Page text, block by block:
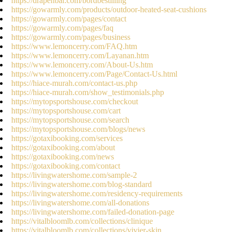
https://gowarmly.com/products/outdoor-heated-seat-cushions
https://gowarmly.com/pages/contact
https://gowarmly.com/pages/faq
https://gowarmly.com/pages/business
https://www.lemoncerry.com/FAQ.htm
https://www.lemoncerry.com/Layanan.htm
https://www.lemoncerry.com/About-Us.htm
https://www.lemoncerry.com/Page/Contact-Us.html
https://hiace-murah.com/contact-us.php
https://hiace-murah.com/show_testimonials.php
https://mytopsportshouse.com/checkout
https://mytopsportshouse.com/cart
https://mytopsportshouse.com/search
https://mytopsportshouse.com/blogs/news
https://gotaxibooking.com/services
https://gotaxibooking.com/about
https://gotaxibooking.com/news
https://gotaxibooking.com/contact
https://livingwatershome.com/sample-2
https://livingwatershome.com/blog-standard
https://livingwatershome.com/residency-requirements
https://livingwatershome.com/all-donations
https://livingwatershome.com/failed-donation-page
https://vitalbloomlb.com/collections/clinique
https://vitalbloomlb.com/collections/vivier-skin